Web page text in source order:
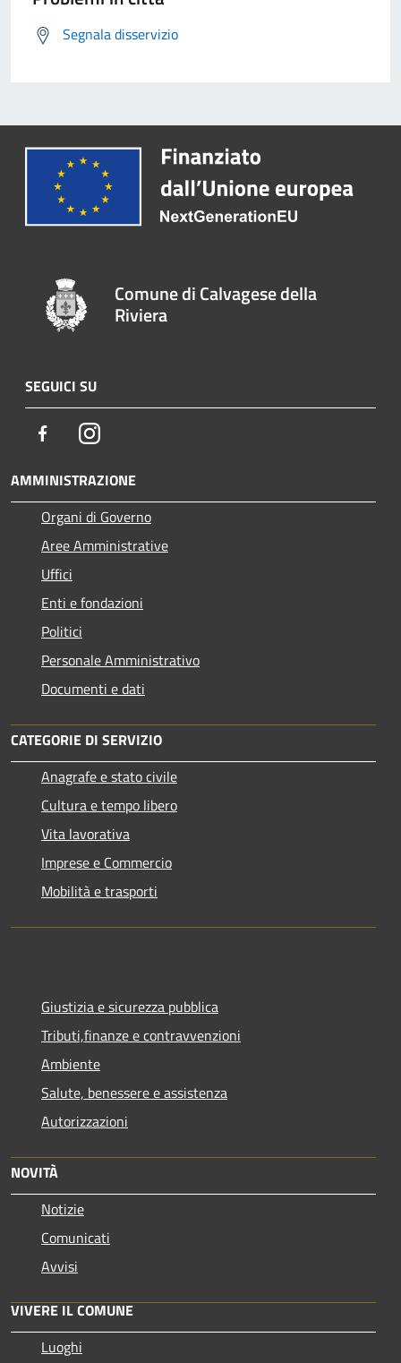
Segnala disservizio
Comune di Calvagese della
Riviera
SEGUICI SU
FacebookInstagram
AMMINISTRAZIONE
Organi di Governo
Aree Amministrative
Uffici
Enti e fondazioni
Politici
Personale Amministrativo
Documenti e dati
CATEGORIE DI SERVIZIO
Anagrafe e stato civile
Cultura e tempo libero
Vita lavorativa
Imprese e Commercio
Mobilità e trasporti
Giustizia e sicurezza pubblica
Tributi,finanze e contravvenzioni
Ambiente
Salute, benessere e assistenza
Autorizzazioni
NOVITÀ
Notizie
Comunicati
Avvisi
VIVERE IL COMUNE
Luoghi